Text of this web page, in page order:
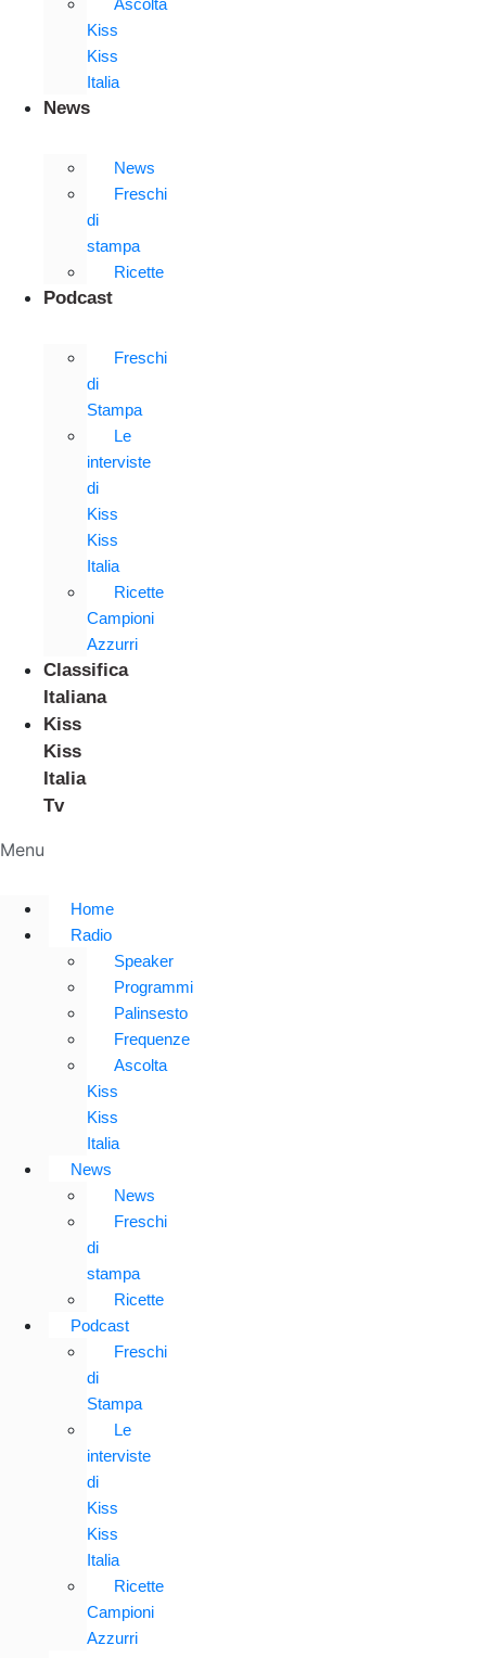
Ascolta
Kiss
Kiss
Italia
News
News
Freschi
di
stampa
Ricette
Podcast
Freschi
di
Stampa
Le
interviste
di
Kiss
Kiss
Italia
Ricette
Campioni
Azzurri
Classifica
Italiana
Kiss
Kiss
Italia
Tv
Menu
Home
Radio
Speaker
Programmi
Palinsesto
Frequenze
Ascolta
Kiss
Kiss
Italia
News
News
Freschi
di
stampa
Ricette
Podcast
Freschi
di
Stampa
Le
interviste
di
Kiss
Kiss
Italia
Ricette
Campioni
Azzurri